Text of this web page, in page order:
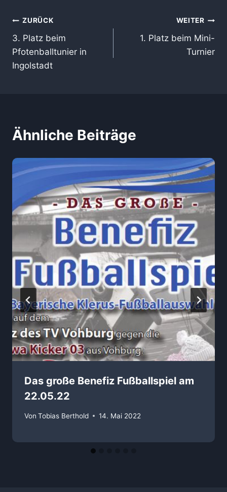
Beitragsnavigation
ZURÜCK
3. Platz beim
Pfotenballtunier in
Ingolstadt
WEITER
1. Platz beim Mini-
Turnier
Ähnliche Beiträge
Das große Benefiz Fußballspiel am
22.05.22
Von Tobias Berthold 14. Mai 2022